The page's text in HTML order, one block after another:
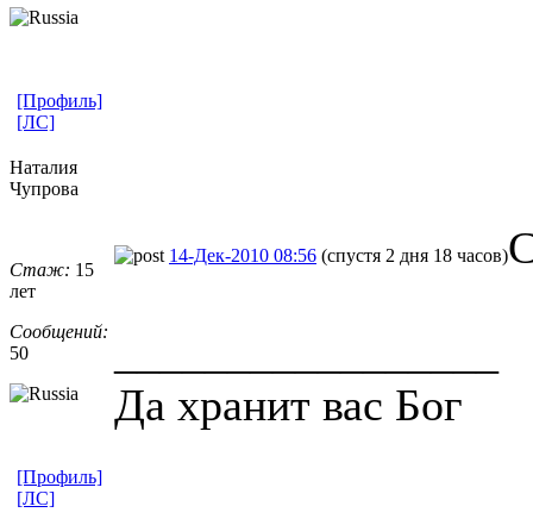
[Профиль]
[ЛС]
Наталия
Чупрова
Стаж: 15
лет
Сообщений:
50
14-Дек-2010 08:56 (спустя 2 дня 18 часов)
Да хранит вас Бог
[Профиль]
[ЛС]